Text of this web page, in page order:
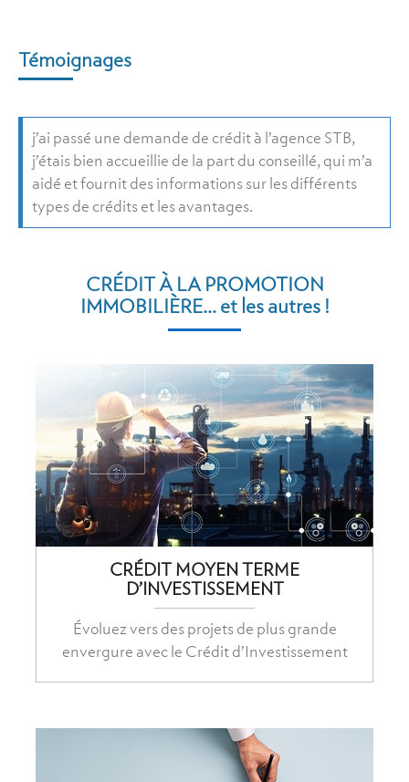
Témoignages
j’ai passé une demande de crédit à l’agence STB,
j’étais bien accueillie de la part du conseillé, qui m’a
aidé et fournit des informations sur les différents
types de crédits et les avantages.
CRÉDIT À LA PROMOTION
IMMOBILIÈRE... et les autres !
CRÉDIT MOYEN TERME
D’INVESTISSEMENT
Évoluez vers des projets de plus grande
envergure avec le Crédit d’Investissement